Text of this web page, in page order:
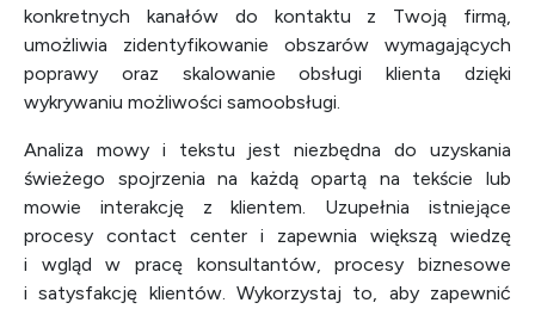
konkretnych kanałów do kontaktu z Twoją firmą,
umożliwia zidentyfikowanie obszarów wymagających
poprawy oraz skalowanie obsługi klienta dzięki
wykrywaniu możliwości samoobsługi.
Analiza mowy i tekstu jest niezbędna do uzyskania
świeżego spojrzenia na każdą opartą na tekście lub
mowie interakcję z klientem. Uzupełnia istniejące
procesy contact center i zapewnia większą wiedzę
i wgląd w pracę konsultantów, procesy biznesowe
i satysfakcję klientów. Wykorzystaj to, aby zapewnić